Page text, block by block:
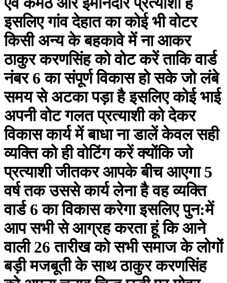
इसलिए गांव देहात का कोई भी वोटर
किसी अन्य के बहकावे में ना आकर
ठाकुर करणसिंह को वोट करें ताकि वार्ड
नंबर 6 का संपूर्ण विकास हो सके जो लंबे
समय से अटका पड़ा है इसलिए कोई भाई
अपनी वोट गलत प्रत्याशी को देकर
विकास कार्य में बाधा ना डालें केवल सही
व्यक्ति को ही वोटिंग करें क्योंकि जो
प्रत्याशी जीतकर आपके बीच आएगा 5
वर्ष तक उससे कार्य लेना है वह व्यक्ति
वार्ड 6 का विकास करेगा इसलिए पुन:में
आप सभी से आग्रह करता हूं कि आने
वाली 26 तारीख को सभी समाज के लोगों
बड़ी मजबूती के साथ ठाकुर करणसिंह